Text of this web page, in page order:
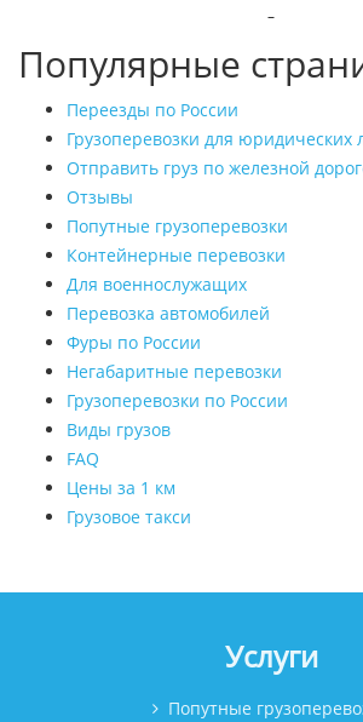
Популярные
Переезды по России
Грузоперевозки для юридических
Отправить груз по железной
Отзывы
Попутные грузоперевозки
Контейнерные перевозки
Для военнослужащих
Перевозка автомобилей
Фуры по России
Негабаритные перевозки
Грузоперевозки по России
Виды грузов
FAQ
Цены за 1 км
Грузовое такси
Услуги
Попутные